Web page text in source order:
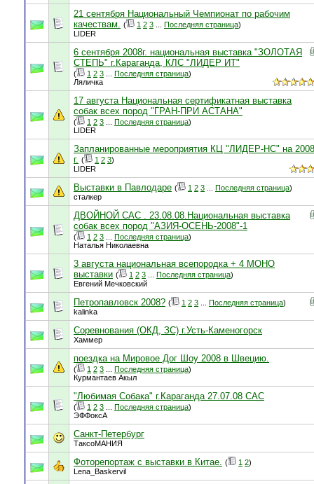
21 сентября Национальный Чемпионат по рабочим
качествам. ( 1 2 3 Последняя страница)
LIDER
6 сентября 2008г. национальная выставка "ЗОЛОТАЯ
СТЕПЬ" г.Караганда, КЛС "ЛИДЕР ИТ"
( 1 2 3 Последняя страница)
Ляличка
17 августа Национальная сертификатная выставка
собак всех пород "ГРАН-ПРИ АСТАНА"
( 1 2 3 Последняя страница)
LIDER
Запланированные мероприятия КЦ "ЛИДЕР-НС" на 2008
г. ( 1 2 3)
LIDER
Выставки в Павлодаре ( 1 2 3 Последняя страница)
сталкер
ДВОЙНОЙ САС . 23.08.08.Национальная выставка
собак всех пород "АЗИЯ-ОСЕНЬ-2008"-1
( 1 2 3 Последняя страница)
Наталья Николаевна
3 августа национальная всепородка + 4 МОНО
выставки ( 1 2 3 Последняя страница)
Евгений Мечковский
Петропавловск 2008? ( 1 2 3 Последняя страница)
kalinka
Соревнования (ОКД, ЗС) г.Усть-Каменогорск
Хаммер
поездка на Мировое Дог Шоу 2008 в Швецию.
( 1 2 3 Последняя страница)
Курмантаев Акыл
"Любимая Собака" г.Караганда 27.07.08 САС
( 1 2 3 Последняя страница)
ЭФФоксА
Санкт-Петербург
ТаксоМАНИЯ
Фоторепортаж с выставки в Китае. ( 1 2)
Lena_Baskervil